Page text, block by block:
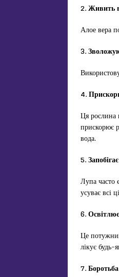
2. Живить
Алое вера
3.
4.
Ця рослина
прискорює
вода.
5.
Лупа часто
усуває всі
6.
Це
лікує будь-
7.